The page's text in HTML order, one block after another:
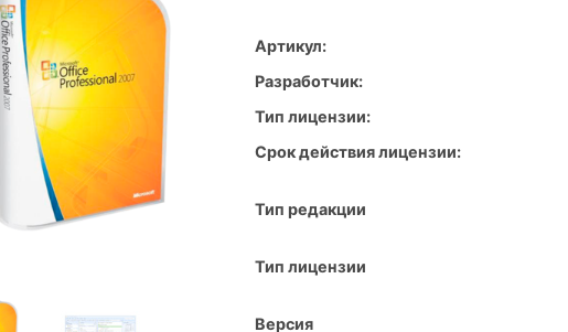
Артикул:
Разработчик:
Тип лицензии:
Срок действия лицензии:
Тип редакции
Тип лицензии
Версия